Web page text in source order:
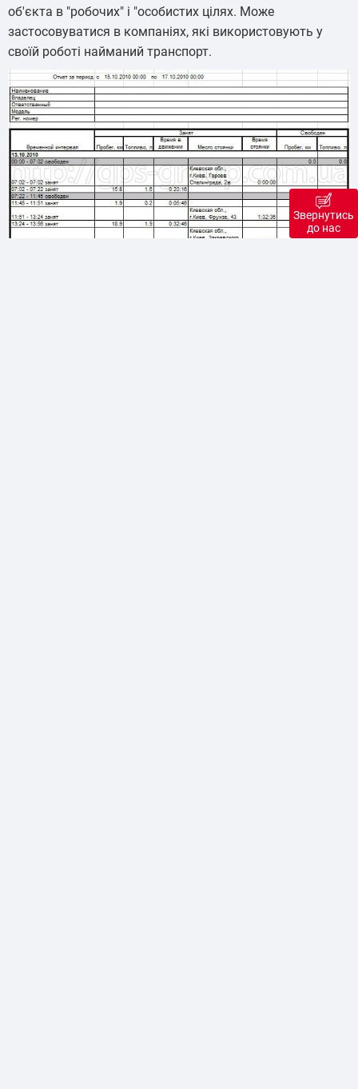
об'єкта в "робочих" і "особистих цілях. Може
застосовуватися в компаніях, які використовують у
своїй роботі найманий транспорт.